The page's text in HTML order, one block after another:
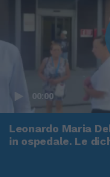
00:00
Leonardo Maria
in ospedale. Le